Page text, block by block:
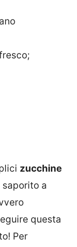
zucchine
saporito a
questa
Per